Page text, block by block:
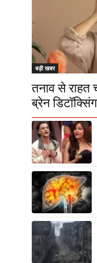
बड़ी खबर
तनाव से राहत
ब्रेन